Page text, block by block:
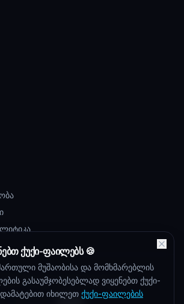
ყველა უფლება დაცულია.
ქუქი-ფაილებს 🍪
მუშაობისა და მომხმარებლის
გასაუმჯობესებლად ვიყენებთ ქუქი-
იხილეთ ქუქი-ფაილების